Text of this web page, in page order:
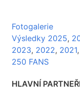
Fotogalerie
Výsledky 2025,
2023, 2022, 2021,
250 FANS
HLAVNÍ